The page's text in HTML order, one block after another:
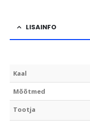
LISAINFO
Kaal
Mõõtmed
Tootja